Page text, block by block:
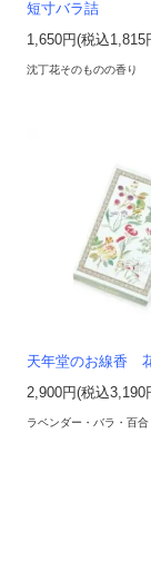
短寸バラ詰
1,650円(税込1,815
沈丁花そのものの香り
天年堂のお線香
2,900円(税込3,190
ラベンダー・バラ・百